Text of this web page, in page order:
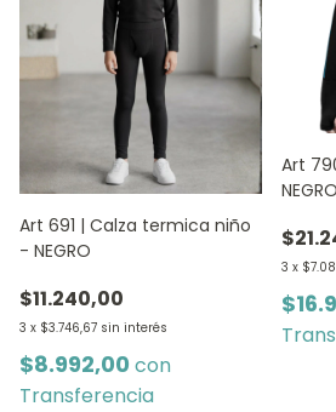
Art 691 | Calza termica niño
- NEGRO
$11.240,00
3 x $3.746,67 sin interés
$8.992,00 con
Transferencia
Art
3 x